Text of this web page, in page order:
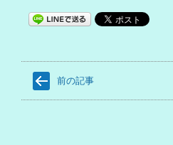
前の記事